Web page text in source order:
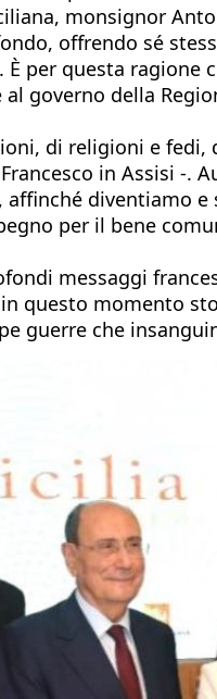
monsignor
offrendo sé
per questa ragione
governo della
di religioni e fedi,
in Assisi -.
diventiamo
per il bene
messaggi
questo momento
guerre che